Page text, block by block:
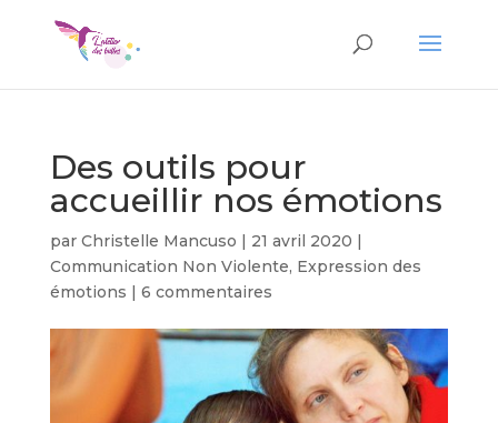
Des outils pour
accueillir nos émotions
par Christelle Mancuso | 21 avril 2020 |
Communication Non Violente, Expression des
émotions | 6 commentaires